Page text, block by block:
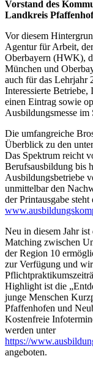
Vorstand des
Landkreis
Vor diesem
Agentur für Arbeit,
Oberbayern (HWK),
München und
auch für das Lehrjahr
Interessierte
einen Eintrag sowie
Ausbildungsmesse im
Die umfangreiche
Überblick zu den
Das Spektrum reicht
Berufsausbildung bis
Ausbildungsbetriebe
unmittelbar den
der Printausgabe
Neu in diesem Jahr
Matching zwischen
der Region 10
zur Verfügung und
Highlight ist die
junge Menschen
Pfaffenhofen und
Kostenfreie
werden unter
https://
angeboten.